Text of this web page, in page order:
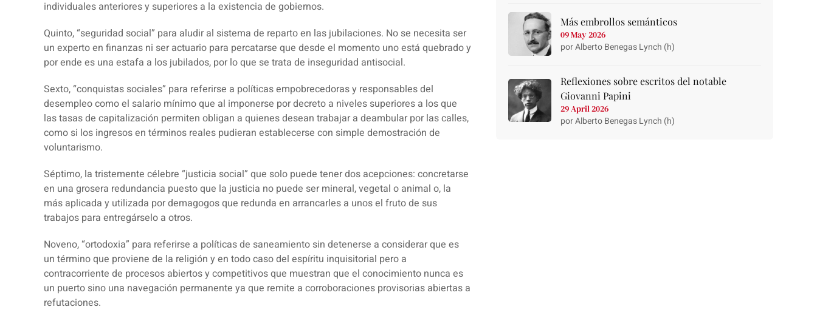
individuales anteriores y superiores a la existencia de gobiernos.
Quinto, “seguridad social” para aludir al sistema de reparto en las jubilaciones. No se necesita ser
un experto en finanzas ni ser actuario para percatarse que desde el momento uno está quebrado y
por ende es una estafa a los jubilados, por lo que se trata de inseguridad antisocial.
Sexto, “conquistas sociales” para referirse a políticas empobrecedoras y responsables del
desempleo como el salario mínimo que al imponerse por decreto a niveles superiores a los que
las tasas de capitalización permiten obligan a quienes desean trabajar a deambular por las calles,
como si los ingresos en términos reales pudieran establecerse con simple demostración de
voluntarismo.
Séptimo, la tristemente célebre “justicia social” que solo puede tener dos acepciones: concretarse
en una grosera redundancia puesto que la justicia no puede ser mineral, vegetal o animal o, la
más aplicada y utilizada por demagogos que redunda en arrancarles a unos el fruto de sus
trabajos para entregárselo a otros.
Noveno, “ortodoxia” para referirse a políticas de saneamiento sin detenerse a considerar que es
un término que proviene de la religión y en todo caso del espíritu inquisitorial pero a
contracorriente de procesos abiertos y competitivos que muestran que el conocimiento nunca es
un puerto sino una navegación permanente ya que remite a corroboraciones provisorias abiertas a
refutaciones.
Más embrollos semánticos
09 May 2026
por Alberto Benegas Lynch (h)
Reflexiones sobre escritos del notable
Giovanni Papini
29 April 2026
por Alberto Benegas Lynch (h)